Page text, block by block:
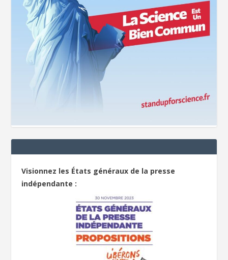
Visionnez les États généraux de la presse
indépendante :